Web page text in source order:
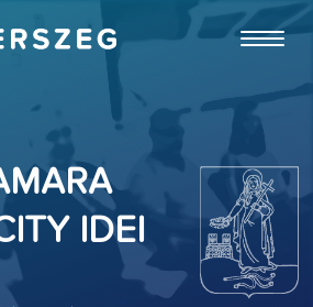
ugrás a fő tartalomhoz
IDEI